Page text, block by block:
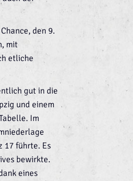
den 9.
mit
etliche
gut in die
und einem
Im
17 führte. Es
bewirkte.
eines